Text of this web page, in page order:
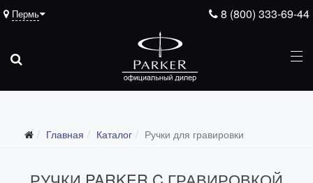
8 (800) 333-69-44
Пермь
Главная Каталог Ручки для гравировки